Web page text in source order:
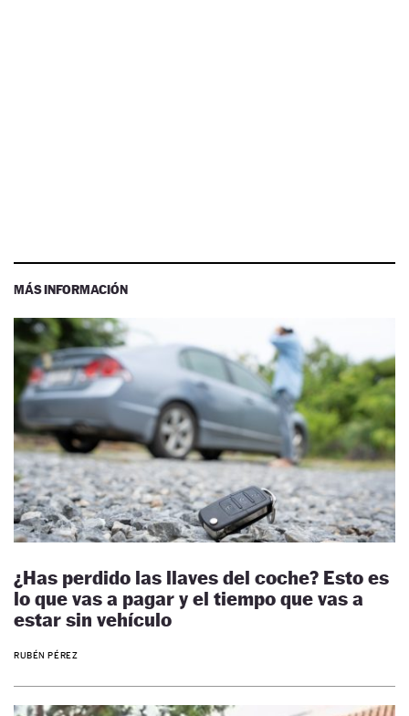
MÁS INFORMACIÓN
¿Has perdido las llaves del coche? Esto es
lo que vas a pagar y el tiempo que vas a
estar sin vehículo
RUBÉN PÉREZ